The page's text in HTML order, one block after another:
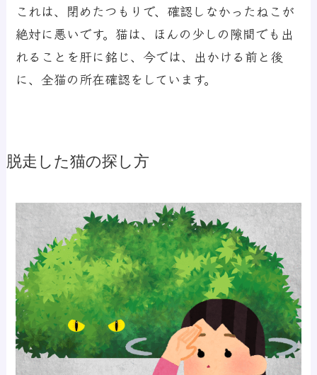
これは、閉めたつもりで、確認しなかったねこが
絶対に悪いです。猫は、ほんの少しの隙間でも出
れることを肝に銘じ、今では、出かける前と後
に、全猫の所在確認をしています。
脱走した猫の探し方